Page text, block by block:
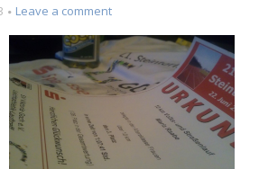
Leave a commenton
for
10km